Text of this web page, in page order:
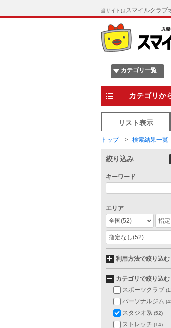
当サイトはスマイルクラブ
カテゴリ一覧
カテゴリか
リスト表示
トップ 検索結果一覧
絞り込み
キーワード
エリア
全国(52) 指
指定なし(52)
利用方法で絞り込む
カテゴリで絞り込む
スポーツクラブ
パーソナルジム
スタジオ系 (52)
ストレッチ (14)